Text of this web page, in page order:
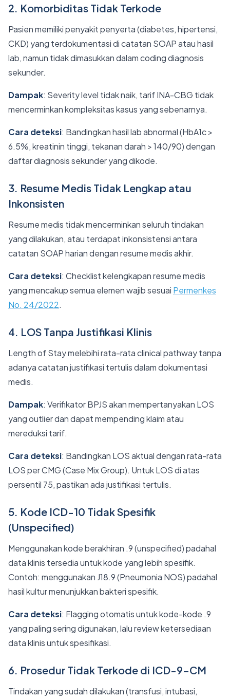
2. Komorbiditas Tidak Terkode
Pasien memiliki penyakit penyerta (diabetes, hipertensi,
CKD) yang terdokumentasi di catatan SOAP atau hasil
lab, namun tidak dimasukkan dalam coding diagnosis
sekunder.
Dampak: Severity level tidak naik, tarif INA-CBG tidak
mencerminkan kompleksitas kasus yang sebenarnya.
Cara deteksi: Bandingkan hasil lab abnormal (HbA1c >
6.5%, kreatinin tinggi, tekanan darah > 140/90) dengan
daftar diagnosis sekunder yang dikode.
3. Resume Medis Tidak Lengkap atau
Inkonsisten
Resume medis tidak mencerminkan seluruh tindakan
yang dilakukan, atau terdapat inkonsistensi antara
catatan SOAP harian dengan resume medis akhir.
Cara deteksi: Checklist kelengkapan resume medis
yang mencakup semua elemen wajib sesuai Permenkes
No. 24/2022.
4. LOS Tanpa Justifikasi Klinis
Length of Stay melebihi rata-rata clinical pathway tanpa
adanya catatan justifikasi tertulis dalam dokumentasi
medis.
Dampak: Verifikator BPJS akan mempertanyakan LOS
yang outlier dan dapat mempending klaim atau
mereduksi tarif.
Cara deteksi: Bandingkan LOS aktual dengan rata-rata
LOS per CMG (Case Mix Group). Untuk LOS di atas
persentil 75, pastikan ada justifikasi tertulis.
5. Kode ICD-10 Tidak Spesifik
(Unspecified)
Menggunakan kode berakhiran .9 (unspecified) padahal
data klinis tersedia untuk kode yang lebih spesifik.
Contoh: menggunakan J18.9 (Pneumonia NOS) padahal
hasil kultur menunjukkan bakteri spesifik.
Cara deteksi: Flagging otomatis untuk kode-kode .9
yang paling sering digunakan, lalu review ketersediaan
data klinis untuk spesifikasi.
6. Prosedur Tidak Terkode di ICD-9-CM
Tindakan yang sudah dilakukan (transfusi, intubasi,